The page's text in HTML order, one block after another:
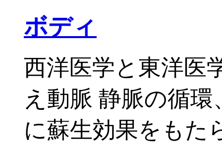
ボディ
西洋医学と東洋医
え動脈 静脈の循
に蘇生効果をもた